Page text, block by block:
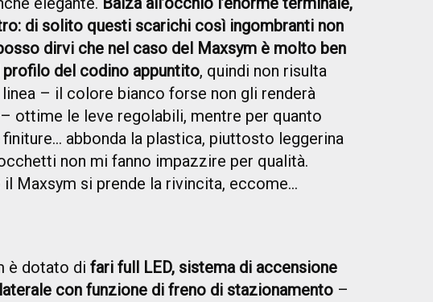
di solito questi scarichi così ingombranti non
dirvi che nel caso del Maxsym è molto ben
del codino appuntito, quindi non risulta
linea – il colore bianco forse non gli renderà
ottime le leve regolabili, mentre per quanto
abbonda la plastica, piuttosto leggerina
non mi fanno impazzire per qualità.
Maxsym si prende la rivincita, eccome...
è dotato di fari full LED, sistema di accensione
con funzione di freno di stazionamento –